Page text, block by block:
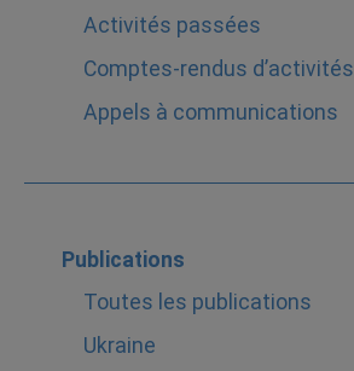
Activités passées
Comptes-rendus d’activités
Appels à communications
Publications
Toutes les publications
Ukraine